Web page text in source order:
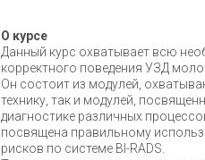
О курсе
Данный курс охватывает всю
корректного поведения УЗД
Он состоит из модулей,
технику, так и модулей,
диагностике различных
посвящена правильному
рисков по системе BI-RADS.